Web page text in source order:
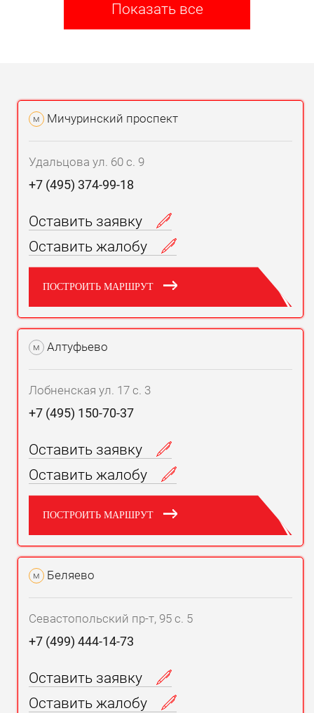
Показать все
м Мичуринский проспект
Удальцова ул. 60 с. 9
+7 (495) 374-99-18
Оставить заявку
Оставить жалобу
ПОСТРОИТЬ МАРШРУТ
м Алтуфьево
Лобненская ул. 17 с. 3
+7 (495) 150-70-37
Оставить заявку
Оставить жалобу
ПОСТРОИТЬ МАРШРУТ
м Беляево
Севастопольский пр-т, 95 с. 5
+7 (499) 444-14-73
Оставить заявку
Оставить жалобу